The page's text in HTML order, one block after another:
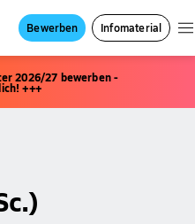
Bewerben Infomaterial
2026/27 bewerben -
+++